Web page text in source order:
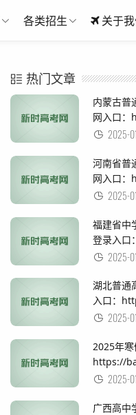
各类招生 关于我
热门文章
内蒙古普
网入口
2025-
河南省普
网入口
2025-
福建省中
登录入
2025-
湖北普通
入口：
2025-
2025年寒
https://
2025-
广西高中